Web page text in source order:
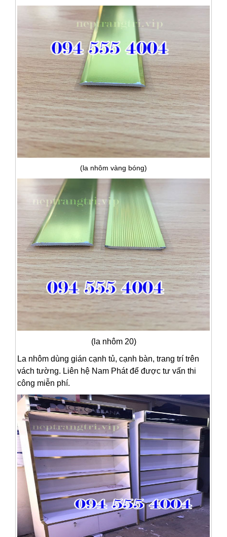
(la nhôm vàng bóng)
(la nhôm 20)
La nhôm dùng gián cạnh tủ, cạnh bàn, trang trí trên
vách tường. Liên hệ Nam Phát để được tư vấn thi
công miễn phí.